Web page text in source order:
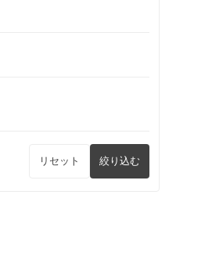
リセット 絞り込む